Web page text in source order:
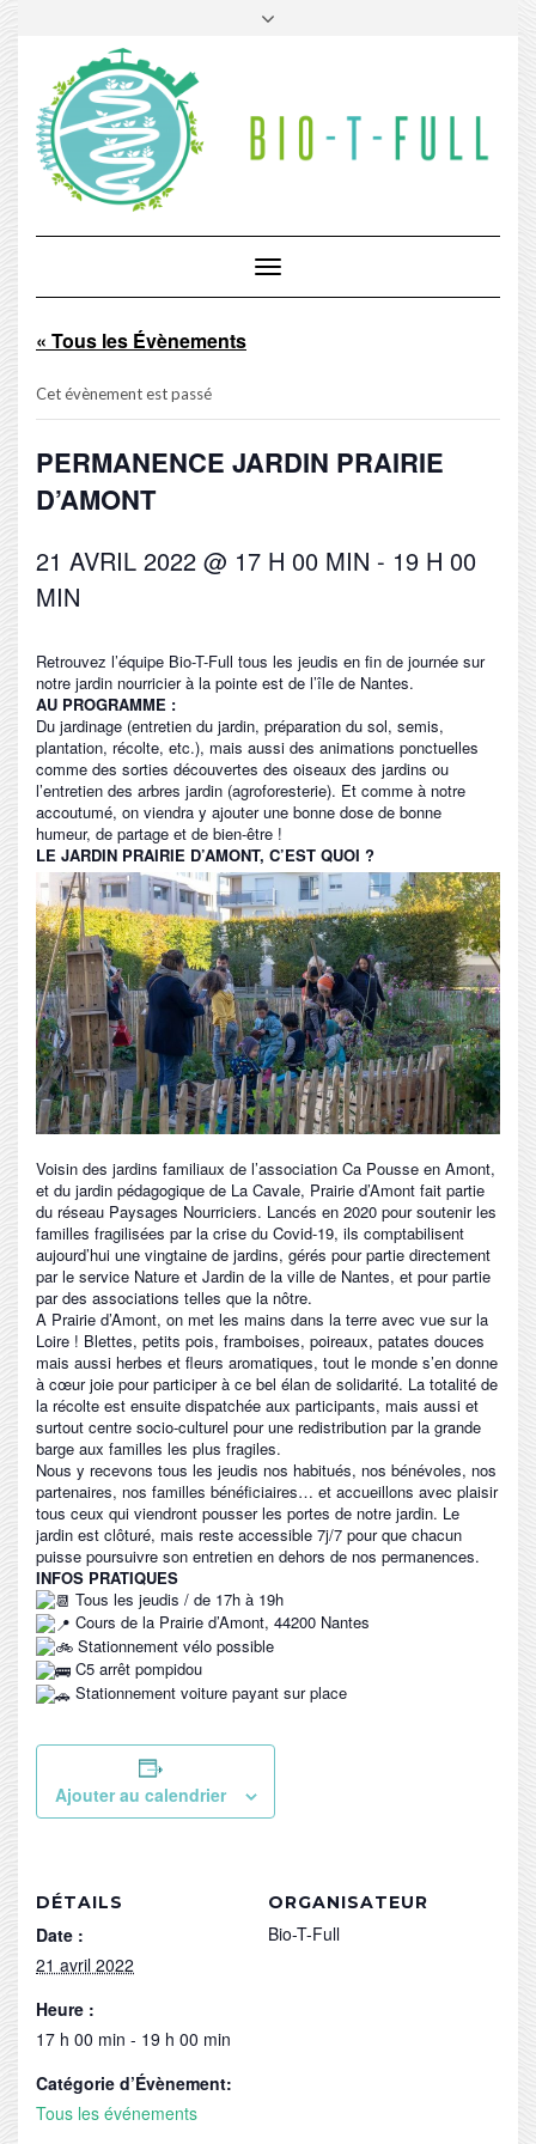
Toggle
Navigation
« Tous les Évènements
Cet évènement est passé
PERMANENCE JARDIN PRAIRIE
D’AMONT
21 AVRIL 2022 @ 17 H 00 MIN - 19 H 00
MIN
Retrouvez l’équipe Bio-T-Full tous les jeudis en fin de journée sur
notre jardin nourricier à la pointe est de l’île de Nantes.
AU PROGRAMME :
Du jardinage (entretien du jardin, préparation du sol, semis,
plantation, récolte, etc.), mais aussi des animations ponctuelles
comme des sorties découvertes des oiseaux des jardins ou
l’entretien des arbres jardin (agroforesterie). Et comme à notre
accoutumé, on viendra y ajouter une bonne dose de bonne
humeur, de partage et de bien-être !
LE JARDIN PRAIRIE D’AMONT, C’EST QUOI ?
Voisin des jardins familiaux de l’association Ca Pousse en Amont,
et du jardin pédagogique de La Cavale, Prairie d’Amont fait partie
du réseau Paysages Nourriciers. Lancés en 2020 pour soutenir les
familles fragilisées par la crise du Covid-19, ils comptabilisent
aujourd’hui une vingtaine de jardins, gérés pour partie directement
par le service Nature et Jardin de la ville de Nantes, et pour partie
par des associations telles que la nôtre.
A Prairie d’Amont, on met les mains dans la terre avec vue sur la
Loire ! Blettes, petits pois, framboises, poireaux, patates douces
mais aussi herbes et fleurs aromatiques, tout le monde s’en donne
à cœur joie pour participer à ce bel élan de solidarité. La totalité de
la récolte est ensuite dispatchée aux participants, mais aussi et
surtout centre socio-culturel pour une redistribution par la grande
barge aux familles les plus fragiles.
Nous y recevons tous les jeudis nos habitués, nos bénévoles, nos
partenaires, nos familles bénéficiaires… et accueillons avec plaisir
tous ceux qui viendront pousser les portes de notre jardin. Le
jardin est clôturé, mais reste accessible 7j/7 pour que chacun
puisse poursuivre son entretien en dehors de nos permanences.
INFOS PRATIQUES
Tous les jeudis / de 17h à 19h
Cours de la Prairie d’Amont, 44200 Nantes
Stationnement vélo possible
C5 arrêt pompidou
Stationnement voiture payant sur place
Ajouter au calendrier
DÉTAILS
Date :
21 avril 2022
Heure :
17 h 00 min - 19 h 00 min
Catégorie d’Évènement:
Tous les événements
ORGANISATEUR
Bio-T-Full